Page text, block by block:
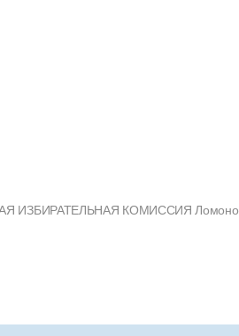
ИЗБИРАТЕЛЬНАЯ КОМИССИЯ